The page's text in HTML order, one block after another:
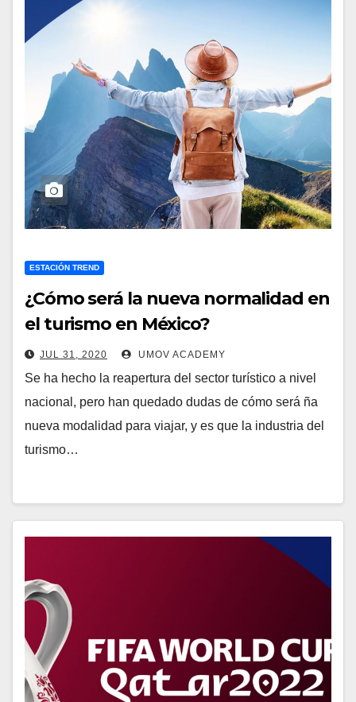
ESTACIÓN TREND
¿Cómo será la nueva normalidad en
el turismo en México?
JUL 31, 2020 UMOV ACADEMY
Se ha hecho la reapertura del sector turístico a nivel
nacional, pero han quedado dudas de cómo será ña
nueva modalidad para viajar, y es que la industria del
turismo…